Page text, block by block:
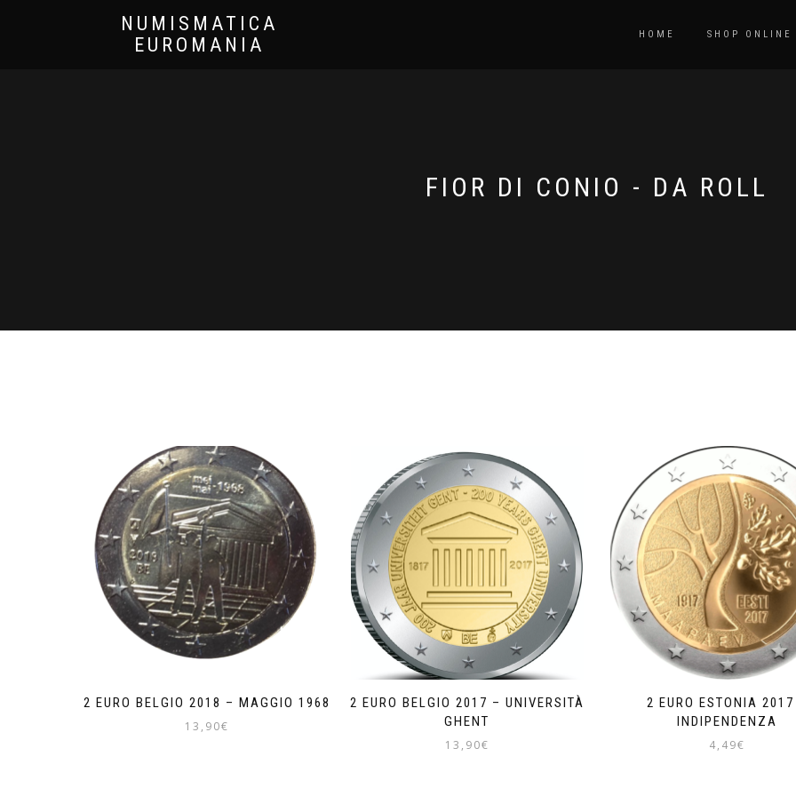
NUMISMATICA
EUROMANIA
HOME SHOP ONLINE
FIOR DI CONIO - DA ROLL
2 EURO BELGIO 2018 – MAGGIO 1968
13,90€
2 EURO BELGIO 2017 – UNIVERSITÀ
GHENT
13,90€
2 EURO ESTONIA
INDIPENDENZA
4,49€